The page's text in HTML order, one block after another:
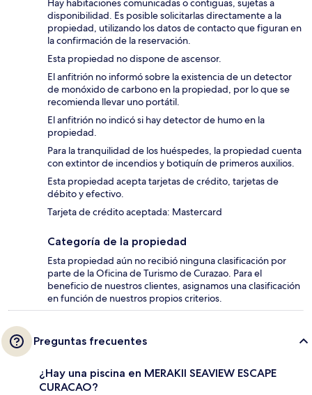
Hay habitaciones comunicadas o contiguas, sujetas a
disponibilidad. Es posible solicitarlas directamente a la
propiedad, utilizando los datos de contacto que figuran en
la confirmación de la reservación.
Esta propiedad no dispone de ascensor.
El anfitrión no informó sobre la existencia de un detector
de monóxido de carbono en la propiedad, por lo que se
recomienda llevar uno portátil.
El anfitrión no indicó si hay detector de humo en la
propiedad.
Para la tranquilidad de los huéspedes, la propiedad cuenta
con extintor de incendios y botiquín de primeros auxilios.
Esta propiedad acepta tarjetas de crédito, tarjetas de
débito y efectivo.
Tarjeta de crédito aceptada: Mastercard
Categoría de la propiedad
Esta propiedad aún no recibió ninguna clasificación por
parte de la Oficina de Turismo de Curazao. Para el
beneficio de nuestros clientes, asignamos una clasificación
en función de nuestros propios criterios.
Preguntas frecuentes
¿Hay una piscina en MERAKII SEAVIEW ESCAPE
CURACAO?